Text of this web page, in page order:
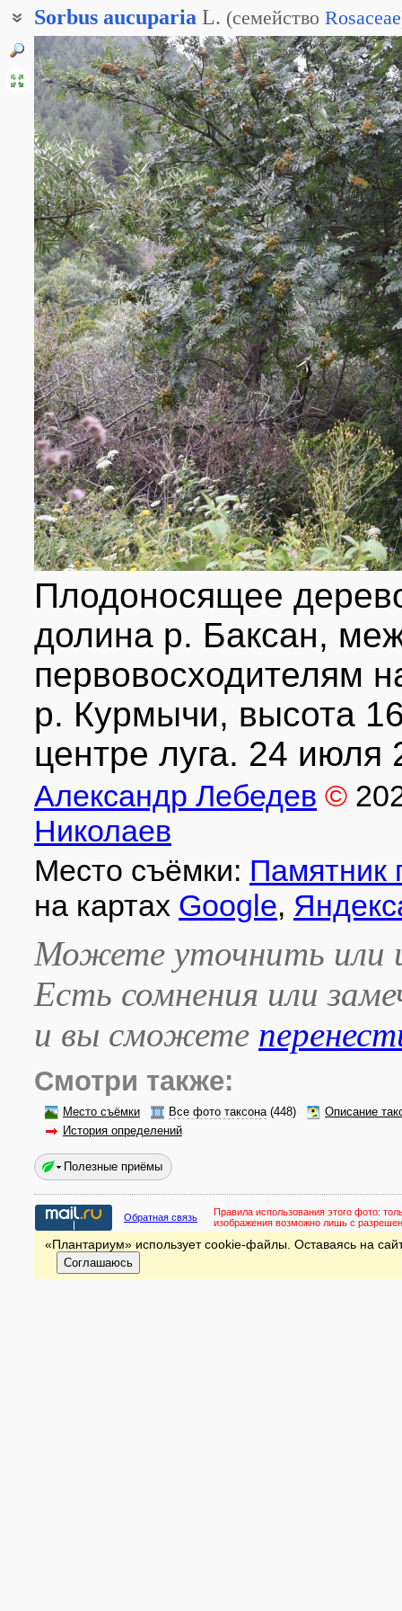
Sorbus aucuparia L. (семейство Rosaceae
Рябина кавказородная
Рябина кавказская
Рябина горькая
Плодоносящее
долина р. Баксан,
первовосходителям
р. Курмычи, высота
центре луга. 24 июля
Александр Лебедев ©
Николаев
Место съёмки: Памятник
на картах Google,
Можете уточнить или
Есть сомнения или
и вы сможете
Смотри также:
Место съёмки Все фото таксона(448)
Описание
История определений
Полезные приёмы
Обратная связь Правила использования этого фото:
изображения возможно лишь с
«Плантариум» использует cookie-файлы. Оставаясь на
Соглашаюсь